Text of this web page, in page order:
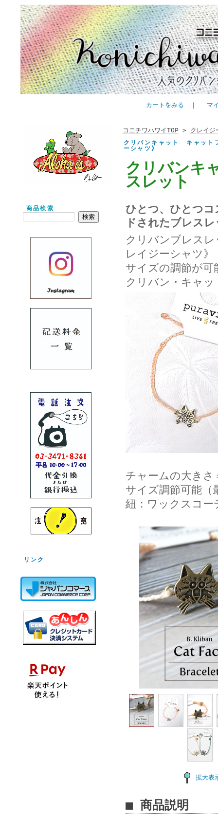
カートをみる ｜ マ
商品検索
リンク
コニチワハワイTOP> クレイジ
クリバンキャット キャッ
ーシャツ》
クリバンキ
スレット
ひとつ、ひとつ
ドされたブレス
クリバンブレス
レイジーシャツ》
サイズの調節が
クリバン・キャ
チャームの大きさ
サイズ調節可能（
紐：ワックスコ
拡大表
■ 商品説明